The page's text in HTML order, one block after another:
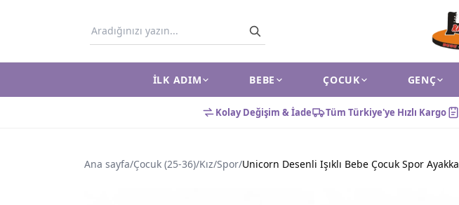
İLK ADIM BEBE ÇOCUK GENÇ
Kolay Değişim & İade Tüm Türkiye'ye Hızlı Kargo
Ana sayfa/Çocuk (25-36)/Kız/Spor/